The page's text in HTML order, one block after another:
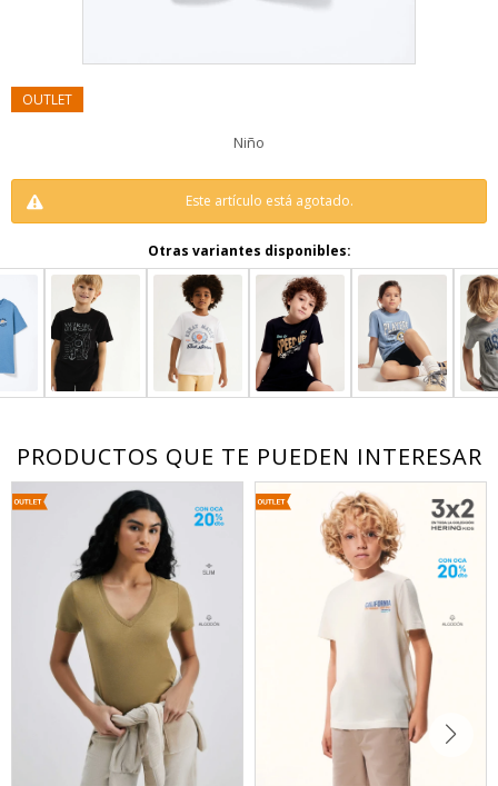
Niño
Este artículo está agotado.
Otras variantes disponibles:
PRODUCTOS QUE TE PUEDEN INTERESAR